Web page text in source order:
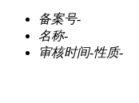
备案号-
名称-
审核时间-性质-